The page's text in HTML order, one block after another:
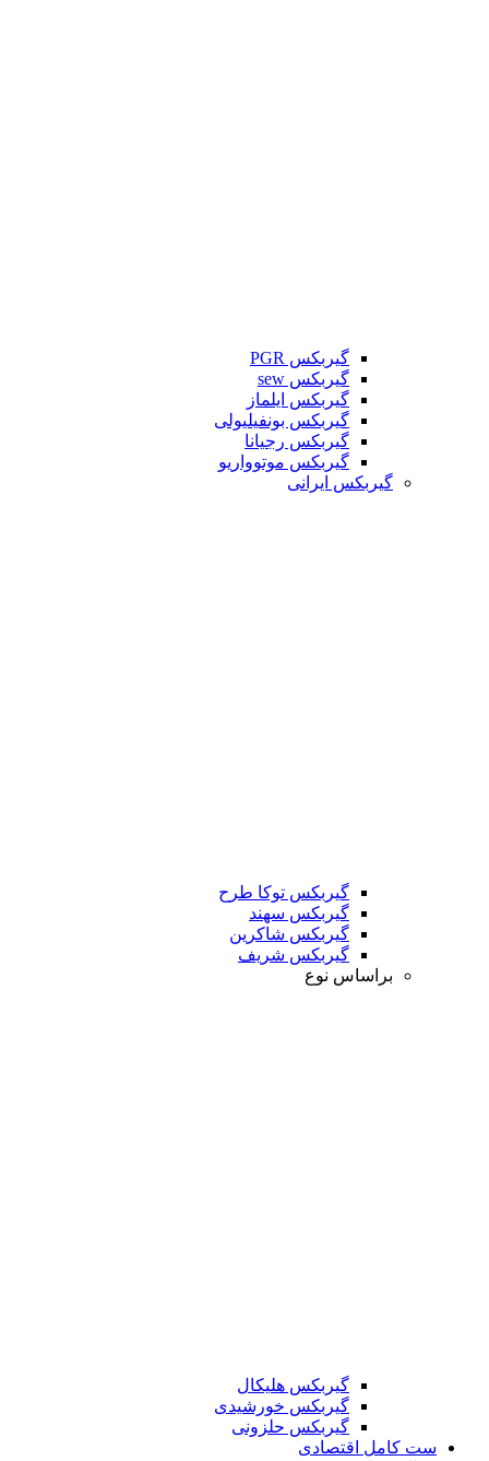
گیربکس PGR
گیربکس sew
گیربکس ایلماز
گیربکس بونفیلیولی
گیربکس رجیانا
گیربکس موتوواریو
گیربکس ایرانی
گیربکس توکا طرح
گیربکس سهند
گیربکس شاکرین
گیربکس شریف
براساس نوع
گیربکس هلیکال
گیربکس خورشیدی
گیربکس حلزونی
ست کامل اقتصادی